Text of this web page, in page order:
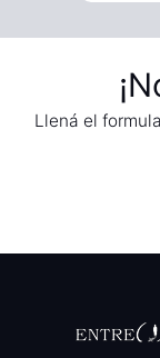
Llená el